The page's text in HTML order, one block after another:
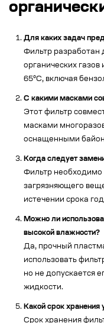
Для каких задач
Фильтр разработан
органических
65°C, включая
С какими масками
Этот фильтр
масками
оснащенными
Когда следует
Фильтр необходимо
загрязняющего
истечении срока
Можно ли
высокой влажности?
Да, прочный
использовать
но не допускается
жидкости.
Какой срок
Срок хранения